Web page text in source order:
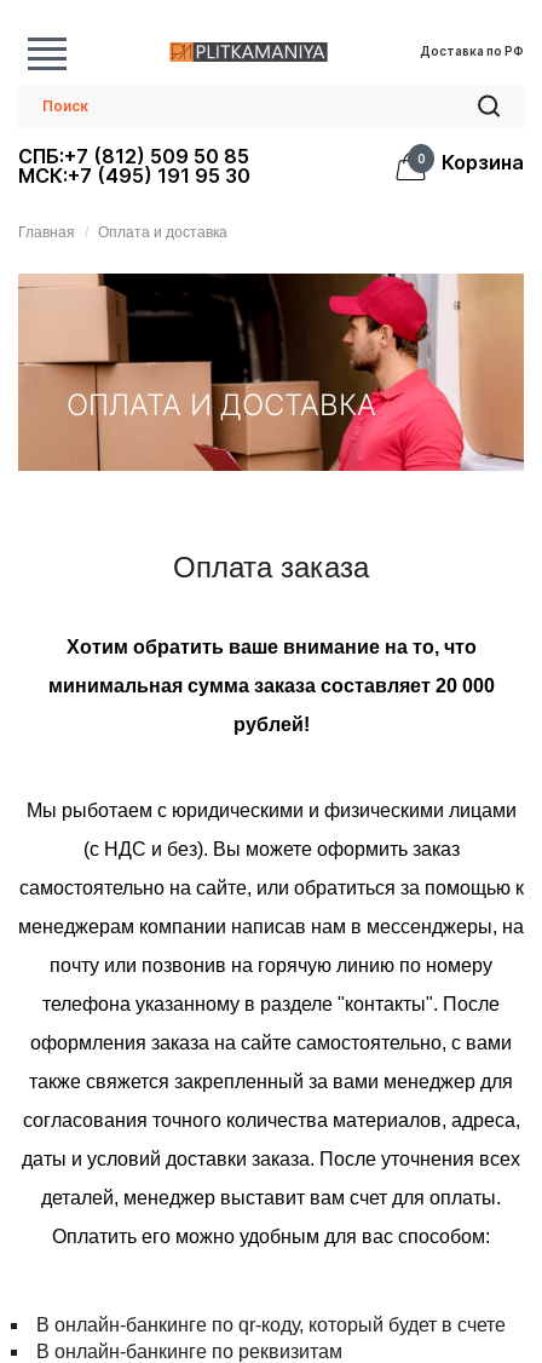
Доставка по РФ
СПБ:+7 (812) 509 50 85
МСК:+7 (495) 191 95 30
0 Корзина
Главная Оплата и доставка
ОПЛАТА И ДОСТАВКА
Оплата заказа
Хотим обратить ваше внимание на то, что
минимальная сумма заказа составляет 20 000
рублей!
Мы рыботаем с юридическими и физическими лицами
(с НДС и без). Вы можете оформить заказ
самостоятельно на сайте, или обратиться за помощью к
менеджерам компании написав нам в мессенджеры, на
почту или позвонив на горячую линию по номеру
телефона указанному в разделе "контакты". После
оформления заказа на сайте самостоятельно, с вами
также свяжется закрепленный за вами менеджер для
согласования точного количества материалов, адреса,
даты и условий доставки заказа. После уточнения всех
деталей, менеджер выставит вам счет для оплаты.
Оплатить его можно удобным для вас способом:
В онлайн-банкинге по qr-коду, который будет в счете
В онлайн-банкинге по реквизитам